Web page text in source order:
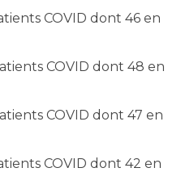
COVID dont 46 en
COVID dont 48 en
COVID dont 47 en
COVID dont 42 en